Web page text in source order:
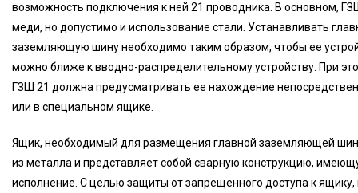
возможность подключения к ней 21 проводника. В основном,
меди, но допустимо и использование стали. Устанавливать
заземляющую шину необходимо таким образом, чтобы ее
можно ближе к вводно-распределительному устройству. При
ГЗШ 21 должна предусматривать ее нахождение
или в специальном ящике.
Ящик, необходимый для размещения главной заземляющей
из металла и представляет собой сварную конструкцию,
исполнение. С целью защиты от запрещенного доступа к